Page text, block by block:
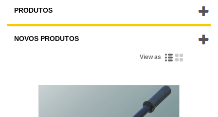
PRODUTOS
NOVOS PRODUTOS
View as